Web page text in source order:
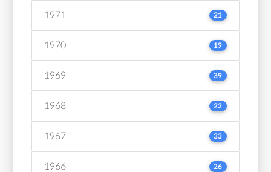
1971 21
1970 19
1969 39
1968 22
1967 33
1966 26